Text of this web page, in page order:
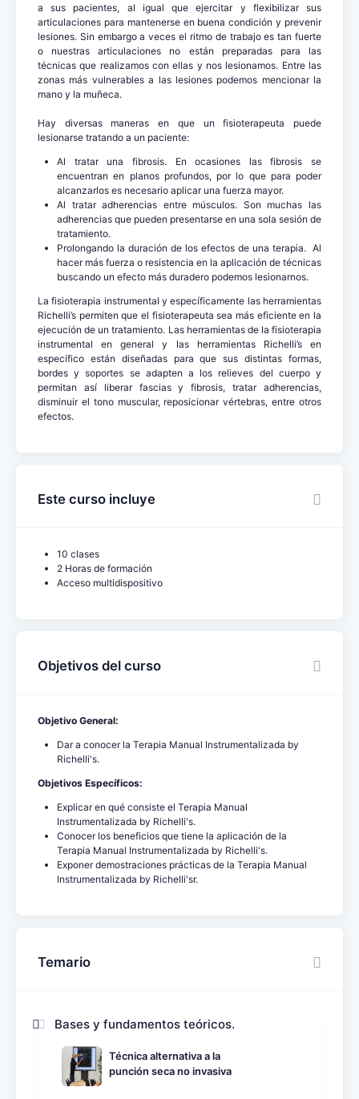
a sus pacientes, al igual que ejercitar y flexibilizar sus
articulaciones para mantenerse en buena condición y prevenir
lesiones. Sin embargo a veces el ritmo de trabajo es tan fuerte
o nuestras articulaciones no están preparadas para las
técnicas que realizamos con ellas y nos lesionamos. Entre las
zonas más vulnerables a las lesiones podemos mencionar la
mano y la muñeca.
Hay diversas maneras en que un fisioterapeuta puede
lesionarse tratando a un paciente:
Al tratar una fibrosis. En ocasiones las fibrosis se
encuentran en planos profundos, por lo que para poder
alcanzarlos es necesario aplicar una fuerza mayor.
Al tratar adherencias entre músculos. Son muchas las
adherencias que pueden presentarse en una sola sesión de
tratamiento.
Prolongando la duración de los efectos de una terapia. Al
hacer más fuerza o resistencia en la aplicación de técnicas
buscando un efecto más duradero podemos lesionarnos.
La fisioterapia instrumental y específicamente las herramientas
Richelli’s permiten que el fisioterapeuta sea más eficiente en la
ejecución de un tratamiento. Las herramientas de la fisioterapia
instrumental en general y las herramientas Richelli’s en
específico están diseñadas para que sus distintas formas,
bordes y soportes se adapten a los relieves del cuerpo y
permitan así liberar fascias y fibrosis, tratar adherencias,
disminuir el tono muscular, reposicionar vértebras, entre otros
efectos.
Este curso incluye
10 clases
2 Horas de formación
Acceso multidispositivo
Objetivos del curso
Objetivo General:
Dar a conocer la Terapia Manual Instrumentalizada by
Richelli's.
Objetivos Específicos:
Explicar en qué consiste el Terapia Manual
Instrumentalizada by Richelli's.
Conocer los beneficios que tiene la aplicación de la
Terapia Manual Instrumentalizada by Richelli's.
Exponer demostraciones prácticas de la Terapia Manual
Instrumentalizada by Richelli'sr.
Temario
Bases y fundamentos teóricos.
Técnica alternativa a la
punción seca no invasiva